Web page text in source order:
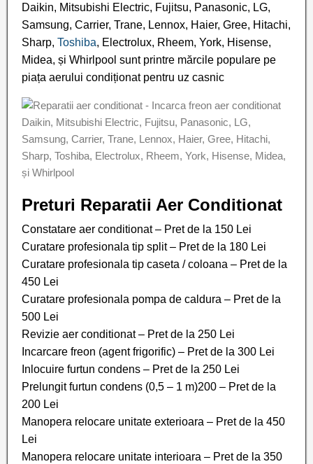
Daikin, Mitsubishi Electric, Fujitsu, Panasonic, LG,
Samsung, Carrier, Trane, Lennox, Haier, Gree, Hitachi,
Sharp, Toshiba, Electrolux, Rheem, York, Hisense,
Midea, și Whirlpool sunt printre mărcile populare pe
piața aerului condiționat pentru uz casnic
Preturi Reparatii Aer Conditionat
Constatare aer conditionat – Pret de la 150 Lei
Curatare profesionala tip split – Pret de la 180 Lei
Curatare profesionala tip caseta / coloana – Pret de la
450 Lei
Curatare profesionala pompa de caldura – Pret de la
500 Lei
Revizie aer conditionat – Pret de la 250 Lei
Incarcare freon (agent frigorific) – Pret de la 300 Lei
Inlocuire furtun condens – Pret de la 250 Lei
Prelungit furtun condens (0,5 – 1 m)200 – Pret de la
200 Lei
Manopera relocare unitate exterioara – Pret de la 450
Lei
Manopera relocare unitate interioara – Pret de la 350